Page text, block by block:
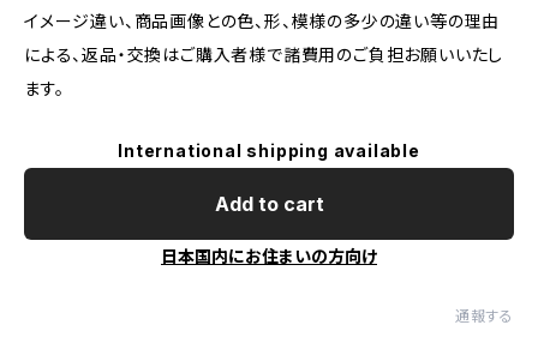
イメージ違い、商品画像との色、形、模様の多少の違い等の理由
による、返品・交換はご購入者様で諸費用のご負担お願いいたし
ます。
International shipping available
Add to cart
日本国内にお住まいの方向け
通報する